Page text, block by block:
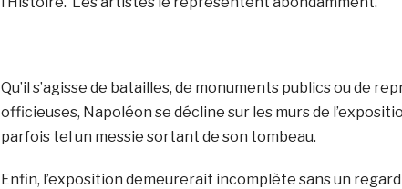
Qu’il s’agisse de batailles, de monuments publics ou de
officieuses, Napoléon se décline sur les murs de
parfois tel un messie sortant de son tombeau.
Enfin, l’exposition demeurerait incomplète sans un